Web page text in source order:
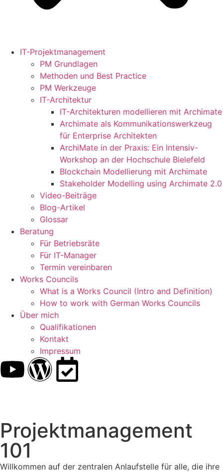
IT-Projektmanagement
PM Grundlagen
Methoden und Best Practice
PM Werkzeuge
IT-Architektur
IT-Architekturen modellieren mit Archimate
Archimate als Kommunikationswerkzeug
für Enterprise Architekten
ArchiMate in der Praxis: Ein Intensiv-
Workshop an der Hochschule Bielefeld
Blockchain Modellierung mit Archimate
Stakeholder Modelling using Archimate 2.0
Video-Beiträge
Blog-Artikel
Glossar
Beratung
Für Betriebsräte
Für IT-Manager
Termin vereinbaren
Works Councils
What is a Works Council (Intro and Definition)
How to work with German Works Councils
Über mich
Qualifikationen
Kontakt
Impressum
Projektmanagement
101
Willkommen auf der zentralen Anlaufstelle für alle, die ihre